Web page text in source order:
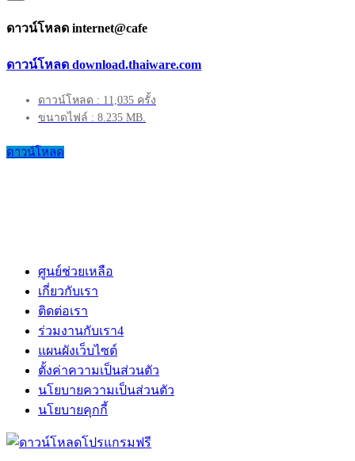
ดาวน์โหลด internet@cafe
ดาวน์โหลด download.thaiware.com
ดาวน์โหลด : 11,035 ครั้ง
ขนาดไฟล์ : 8.235 MB.
ดาวน์โหลด
ศูนย์ช่วยเหลือ
เกี่ยวกับเรา
ติดต่อเรา
ร่วมงานกับเรา4
แผนผังเว็บไซต์
ตั้งค่าความเป็นส่วนตัว
นโยบายความเป็นส่วนตัว
นโยบายคุกกี้